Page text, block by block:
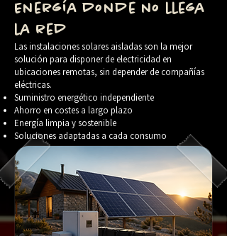
Energía donde no llega
la red
Las instalaciones solares aisladas son la mejor
solución para disponer de electricidad en
ubicaciones remotas, sin depender de compañías
eléctricas.
Suministro energético independiente
Ahorro en costes a largo plazo
Energía limpia y sostenible
Soluciones adaptadas a cada consumo